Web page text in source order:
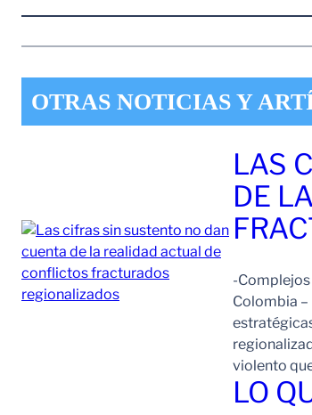
OTRAS NOTICIAS Y
LAS
DE
-
Colombia
violento
LO